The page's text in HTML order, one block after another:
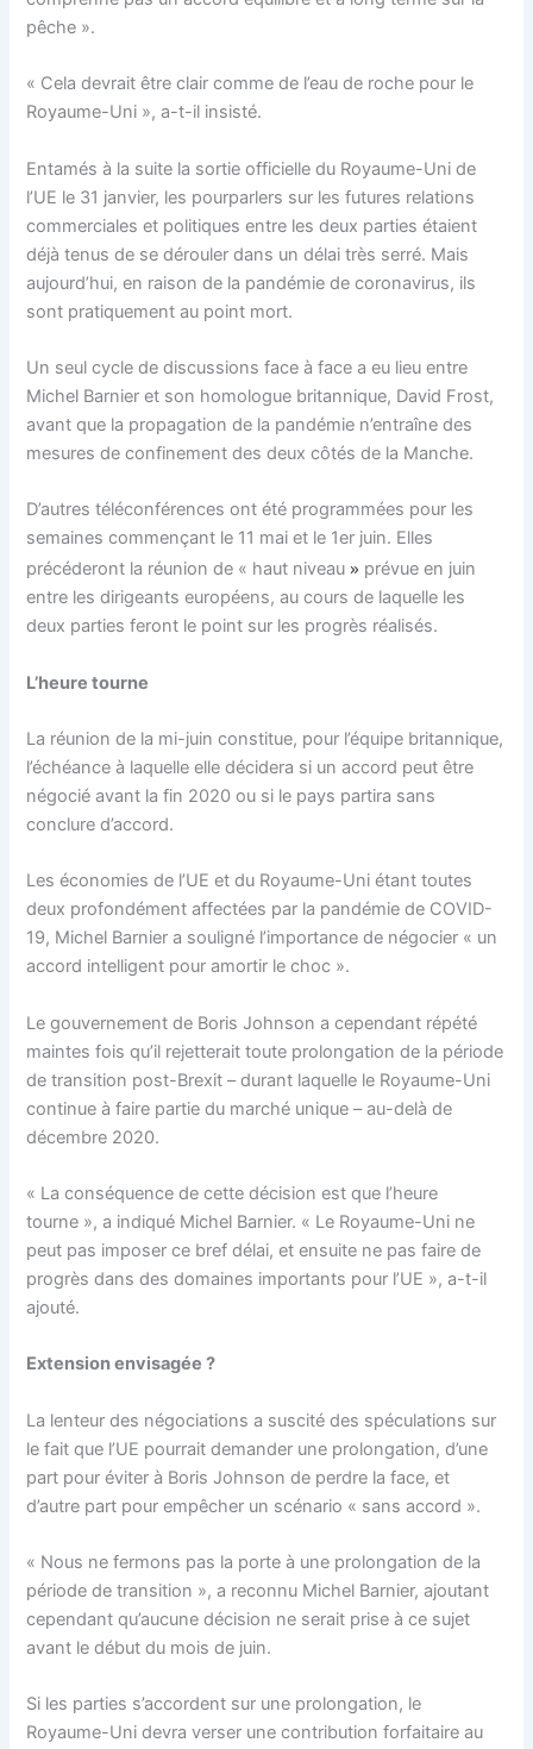
pêche ».
« Cela devrait être clair comme de l’eau de roche pour le
Royaume-Uni », a-t-il insisté.
Entamés à la suite la sortie officielle du Royaume-Uni de
l’UE le 31 janvier, les pourparlers sur les futures relations
commerciales et politiques entre les deux parties étaient
déjà tenus de se dérouler dans un délai très serré. Mais
aujourd’hui, en raison de la pandémie de coronavirus, ils
sont pratiquement au point mort.
Un seul cycle de discussions face à face a eu lieu entre
Michel Barnier et son homologue britannique, David Frost,
avant que la propagation de la pandémie n’entraîne des
mesures de confinement des deux côtés de la Manche.
D’autres téléconférences ont été programmées pour les
semaines commençant le 11 mai et le 1er juin. Elles
précéderont la réunion de « haut niveau» prévue en juin
entre les dirigeants européens, au cours de laquelle les
deux parties feront le point sur les progrès réalisés.
L’heure tourne
La réunion de la mi-juin constitue, pour l’équipe britannique,
l’échéance à laquelle elle décidera si un accord peut être
négocié avant la fin 2020 ou si le pays partira sans
conclure d’accord.
Les économies de l’UE et du Royaume-Uni étant toutes
deux profondément affectées par la pandémie de COVID-
19, Michel Barnier a souligné l’importance de négocier « un
accord intelligent pour amortir le choc ».
Le gouvernement de Boris Johnson a cependant répété
maintes fois qu’il rejetterait toute prolongation de la période
de transition post-Brexit – durant laquelle le Royaume-Uni
continue à faire partie du marché unique – au-delà de
décembre 2020.
« La conséquence de cette décision est que l’heure
tourne », a indiqué Michel Barnier. « Le Royaume-Uni ne
peut pas imposer ce bref délai, et ensuite ne pas faire de
progrès dans des domaines importants pour l’UE », a-t-il
ajouté.
Extension envisagée ?
La lenteur des négociations a suscité des spéculations sur
le fait que l’UE pourrait demander une prolongation, d’une
part pour éviter à Boris Johnson de perdre la face, et
d’autre part pour empêcher un scénario « sans accord ».
« Nous ne fermons pas la porte à une prolongation de la
période de transition », a reconnu Michel Barnier, ajoutant
cependant qu’aucune décision ne serait prise à ce sujet
avant le début du mois de juin.
Si les parties s’accordent sur une prolongation, le
Royaume-Uni devra verser une contribution forfaitaire au